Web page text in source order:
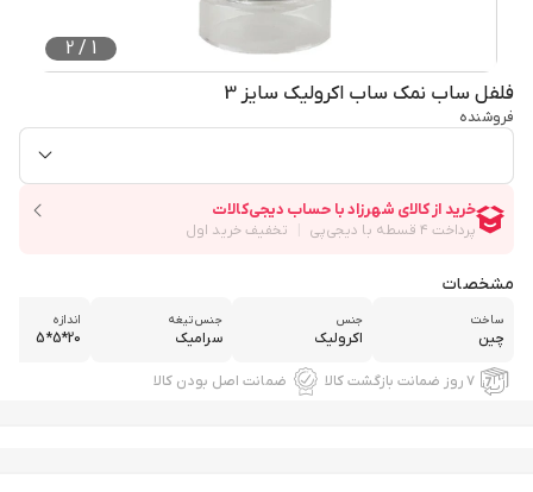
1
/
2
فلفل ساب نمک ساب اکرولیک سایز 3
فروشنده
مشخصات
ساخت
چین
جنس
اکرولیک
جنس تیغه
سرامیک
اندازه
20*5*5
۷ روز ضمانت بازگشت کالا ضمانت اصل بودن کالا